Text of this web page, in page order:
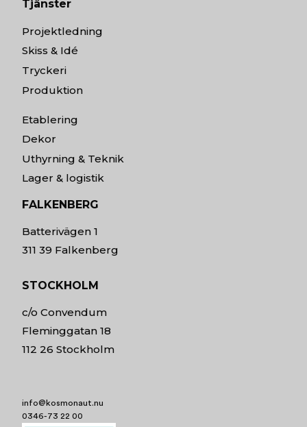
Tjänster
Projektledning
Skiss & Idé
Tryckeri
Produktion
Etablering
Dekor
Uthyrning & Teknik
Lager & logistik
FALKENBERG
Batterivägen 1
311 39 Falkenberg
STOCKHOLM
c/o Convendum
Fleminggatan 18
112 26 Stockholm
info@kosmonaut.nu
0346-73 22 00